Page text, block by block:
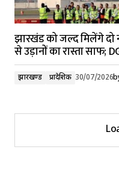
झारखंड को जल्द मिलेंगे दो
से उड़ानों का रास्ता साफ;
झारखण्ड प्रादेशिक 30/07/2026